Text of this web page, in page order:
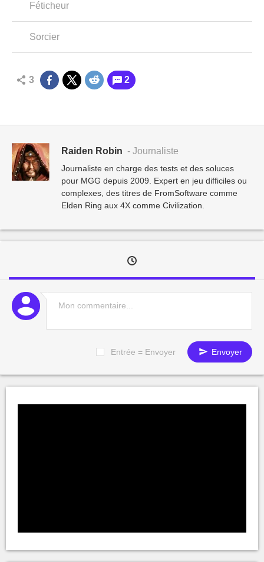
Féticheur
Sorcier
3 2
Raiden Robin - Journaliste
Journaliste en charge des tests et des soluces
pour MGG depuis 2009. Expert en jeu difficiles ou
complexes, des titres de FromSoftware comme
Elden Ring aux 4X comme Civilization.
Entrée = Envoyer Envoyer